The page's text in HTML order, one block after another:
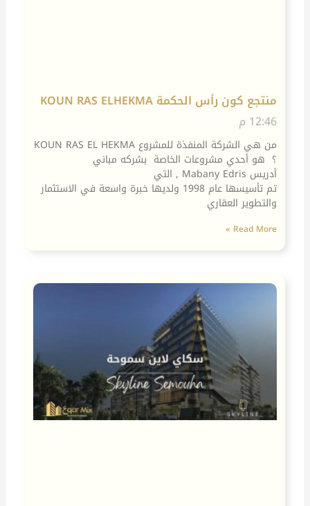
منتجع كون رأس الحكمة KOUN RAS ELHEKMA
12:46 م
من هي الشركة المنفذة للمشروع KOUN RAS EL HEKMA
؟ هو أحدي مشروعات الخاصة بشركه مباني
أدريس Mabany Edris , التي
تم تأسيسها عام 1998 ولديها خبرة واسعة في الاستثمار
والتطوير العقاري
Read More »